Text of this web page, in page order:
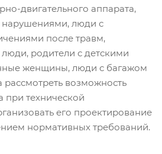
двигательного аппарата,
люди с
после травм,
родители с детскими
женщины, люди с багажом
рассмотреть возможность
при технической
его проектирование
нормативных требований.